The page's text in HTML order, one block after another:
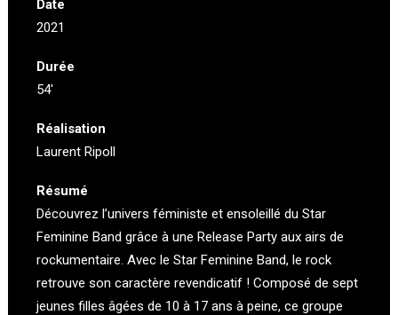
Date
2021
Durée
54′
Réalisation
Laurent Ripoll
Résumé
Découvrez l’univers féministe et ensoleillé du Star
Feminine Band grâce à une Release Party aux airs de
rockumentaire. Avec le Star Feminine Band, le rock
retrouve son caractère revendicatif ! Composé de sept
jeunes filles âgées de 10 à 17 ans à peine, ce groupe